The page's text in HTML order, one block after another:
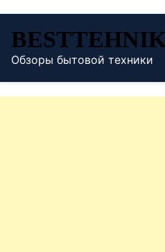
содержимому
Обзоры бытовой техники